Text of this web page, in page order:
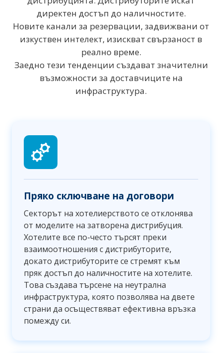
директен достъп до наличностите.
Новите канали за резервации, задвижвани от
изкуствен интелект, изискват свързаност в
реално време.
Заедно тези тенденции създават значителни
възможности за доставчиците на
инфраструктура.
Пряко сключване на договори
Секторът на хотелиерството се отклонява
от моделите на затворена дистрибуция.
Хотелите все по-често търсят преки
взаимоотношения с дистрибуторите,
докато дистрибуторите се стремят към
пряк достъп до наличностите на хотелите.
Това създава търсене на неутрална
инфраструктура, която позволява на двете
страни да осъществяват ефективна връзка
помежду си.